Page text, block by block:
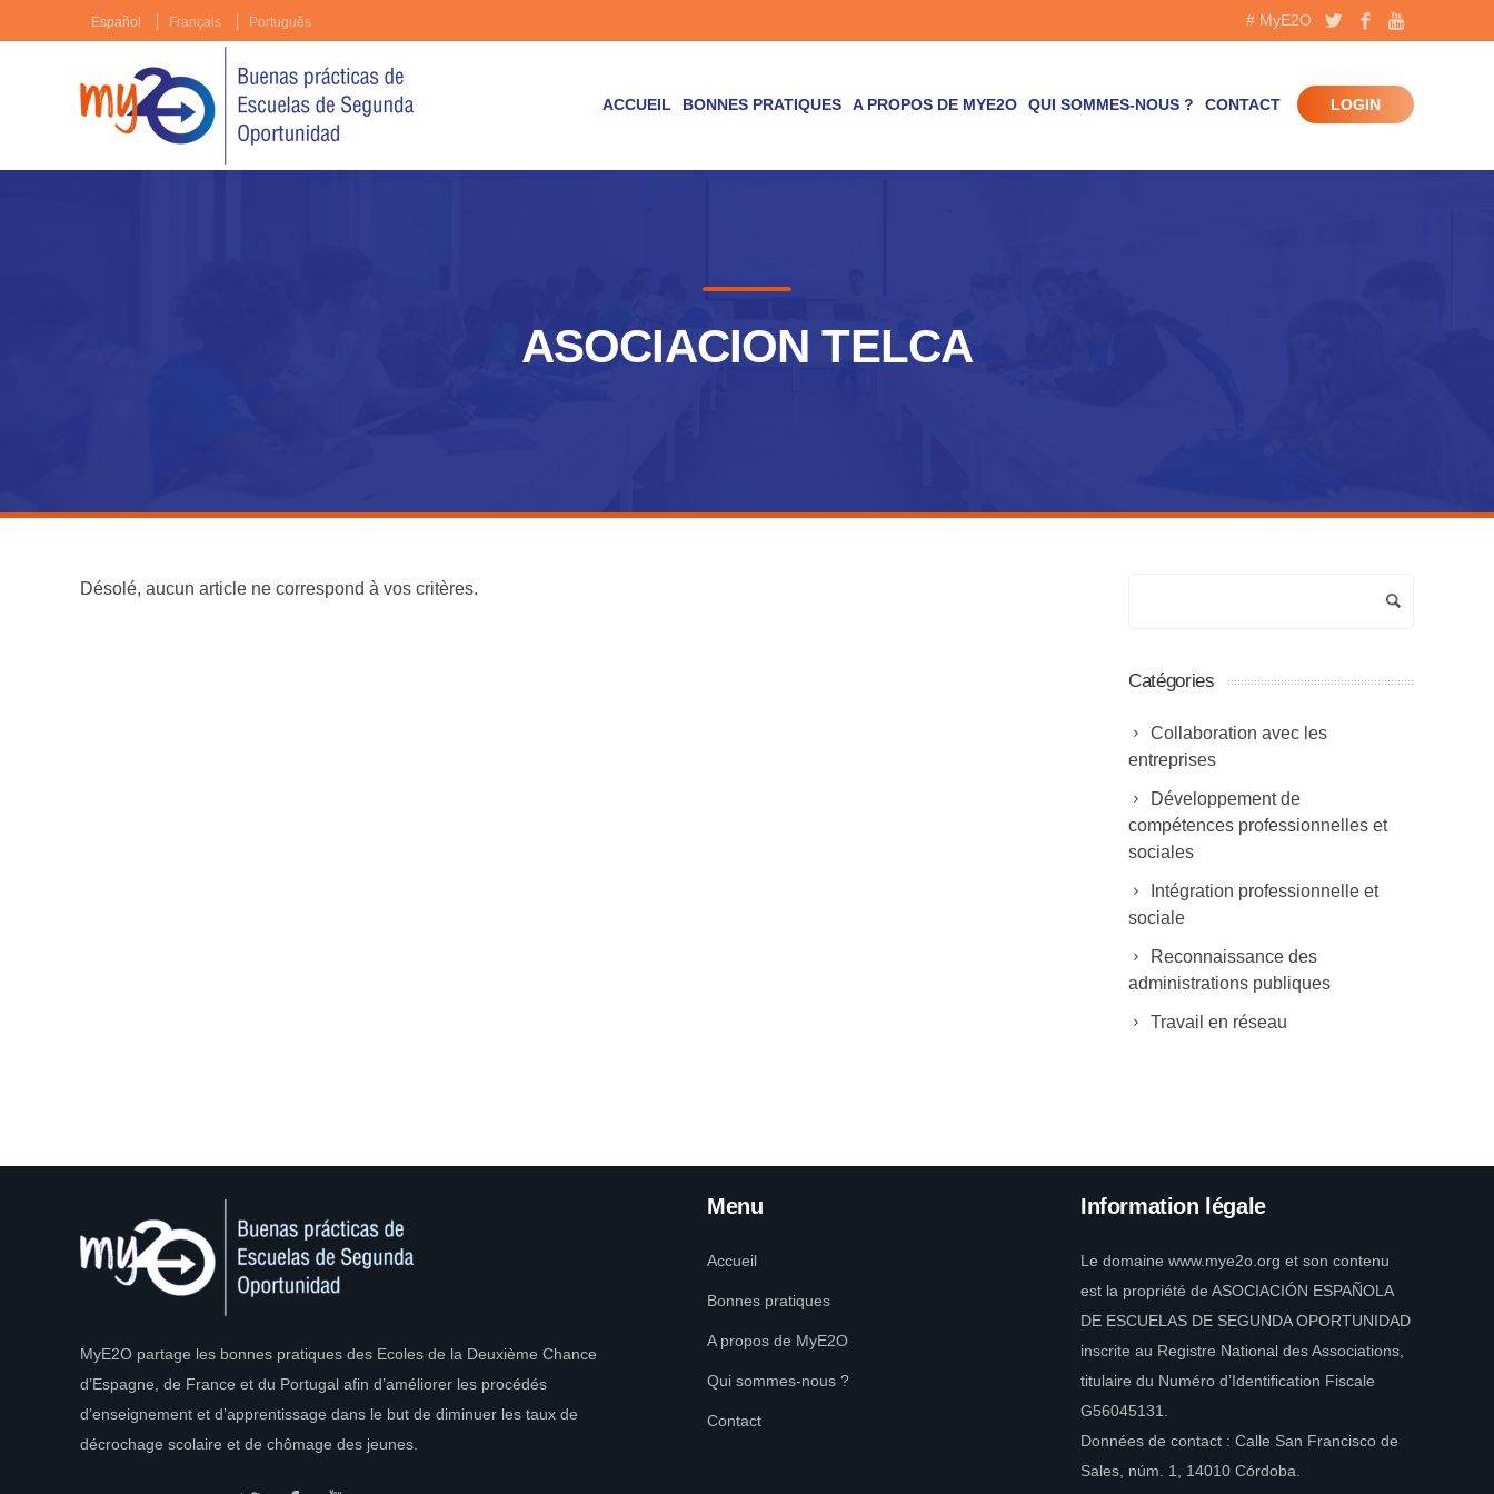
Español Français Português # MyE2O
ACCUEIL BONNES PRATIQUES A PROPOS DE MYE2O QUI SOMMES-NOUS ? CONTACT LOGIN
ASOCIACION TELCA
Désolé, aucun article ne correspond à vos critères.
Catégories
Collaboration avec les
entreprises
Développement de
compétences professionnelles et
sociales
Intégration professionnelle et
sociale
Reconnaissance des
administrations publiques
Travail en réseau
MyE2O partage les bonnes pratiques des Ecoles de la Deuxième Chance
d’Espagne, de France et du Portugal afin d’améliorer les procédés
d’enseignement et d’apprentissage dans le but de diminuer les taux de
décrochage scolaire et de chômage des jeunes.
Menu
Accueil
Bonnes pratiques
A propos de MyE2O
Qui sommes-nous ?
Contact
Information légale
Le domaine www.mye2o.org et son contenu
est la propriété de ASOCIACIÓN ESPAÑOLA
DE ESCUELAS DE SEGUNDA OPORTUNIDAD
inscrite au Registre National des Associations,
titulaire du Numéro d’Identification Fiscale
G56045131.
Données de contact : Calle San Francisco de
Sales, núm. 1, 14010 Córdoba.